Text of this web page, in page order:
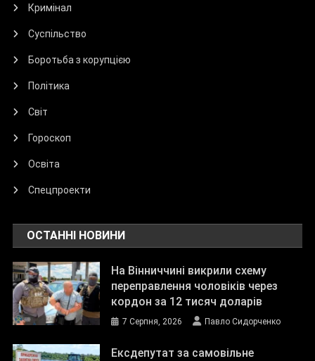
Кримінал
Суспільство
Боротьба з корупцією
Політика
Світ
Гороскоп
Освіта
Спецпроекти
ОСТАННІ НОВИНИ
На Вінниччині викрили схему
переправлення чоловіків через
кордон за 12 тисяч доларів
7 Серпня, 2026 Павло Сидорченко
Ексдепутат за самовільне